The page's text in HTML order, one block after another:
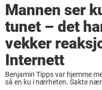
Mannen ser
tunet – det
vekker
Internett
Benjamin Tipps var hjemme
så en ku i nærheten. Sakte